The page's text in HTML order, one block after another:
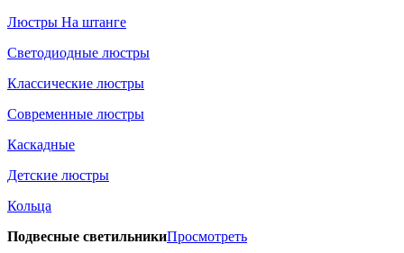
Люстры На штанге
Светодиодные люстры
Классические люстры
Современные люстры
Каскадные
Детские люстры
Кольца
Подвесные светильникиПросмотреть